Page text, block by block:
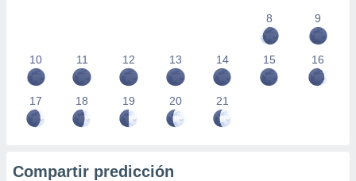
8
9
10 11 12 13 14 15 16
17 18 19 20 21
Compartir predicción